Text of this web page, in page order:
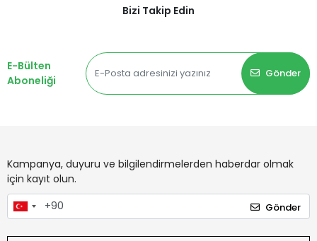
Bizi Takip Edin
E-Bülten
Aboneliği
Gönder
Kampanya, duyuru ve bilgilendirmelerden haberdar olmak
için kayıt olun.
Gönder